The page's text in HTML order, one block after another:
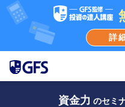
詳
資金力 のセミ